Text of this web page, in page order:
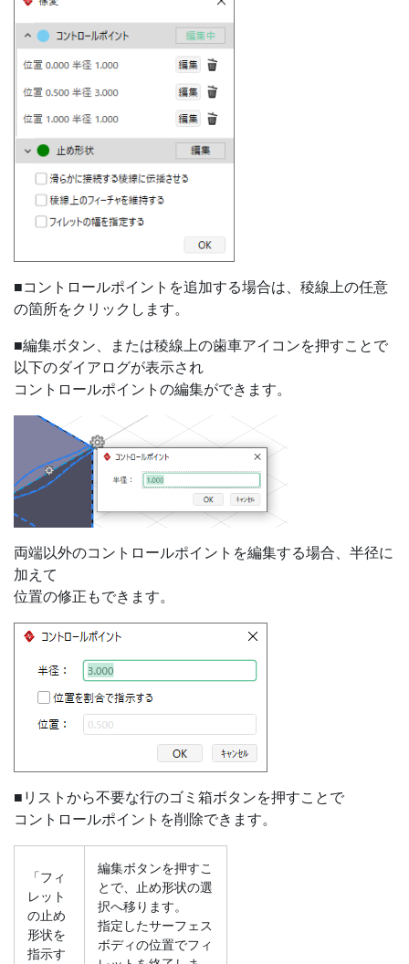
■コントロールポイントを追加する場合は、稜線上の任意
の箇所をクリックします。
■編集ボタン、または稜線上の歯車アイコンを押すことで
以下のダイアログが表示され
コントロールポイントの編集ができます。
両端以外のコントロールポイントを編集する場合、半径に
加えて
位置の修正もできます。
■リストから不要な行のゴミ箱ボタンを押すことで
コントロールポイントを削除できます。
「フィ
レット
の止め
形状を
指示す
編集ボタンを押すこ
とで、止め形状の選
択へ移ります。
指定したサーフェス
ボディの位置でフィ